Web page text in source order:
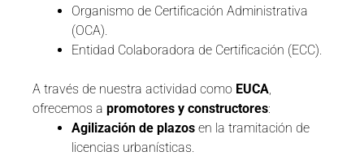
Organismo de Certificación Administrativa
(OCA).
Entidad Colaboradora de Certificación (ECC).
A través de nuestra actividad como EUCA
ofrecemos a promotores y constructores:
Agilización de plazos en la tramitación de
licencias urbanísticas.